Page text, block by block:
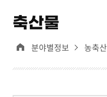
축산물
분야별정보 농축산